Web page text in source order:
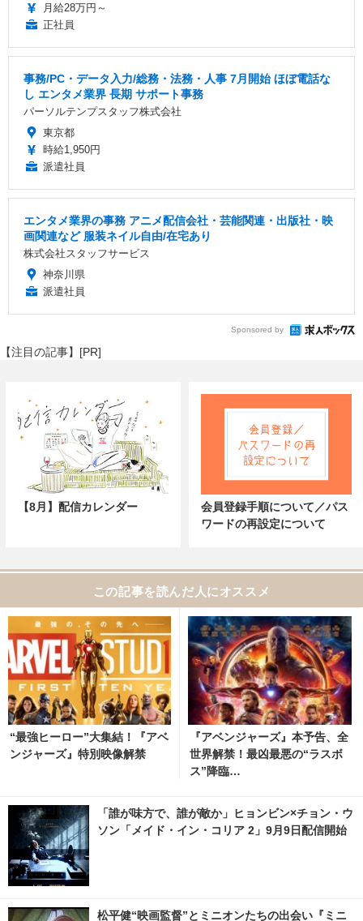
月給28万円～
正社員
事務/PC・データ入力/総務・法務・人事 7月開始 ほぼ電話な
し エンタメ業界 長期 サポート事務
パーソルテンプスタッフ株式会社
東京都
時給1,950円
派遣社員
エンタメ業界の事務 アニメ配信会社・芸能関連・出版社・映
画関連など 服装ネイル自由/在宅あり
株式会社スタッフサービス
神奈川県
派遣社員
Sponsored by
【注目の記事】[PR]
【8月】配信カレンダー
会員登録手順について／パス
ワードの再設定について
この記事を読んだ人にオススメ
“最強ヒーロー”大集結！『アベ
ンジャーズ』特別映像解禁
『アベンジャーズ』本予告、全
世界解禁！最凶最悪の“ラスボ
ス”降臨…
「誰が味方で、誰が敵か」ヒョンビン×チョン・ウ
ソン「メイド・イン・コリア 2」9月9日配信開始
松平健“映画監督”とミニオンたちの出会い『ミニ